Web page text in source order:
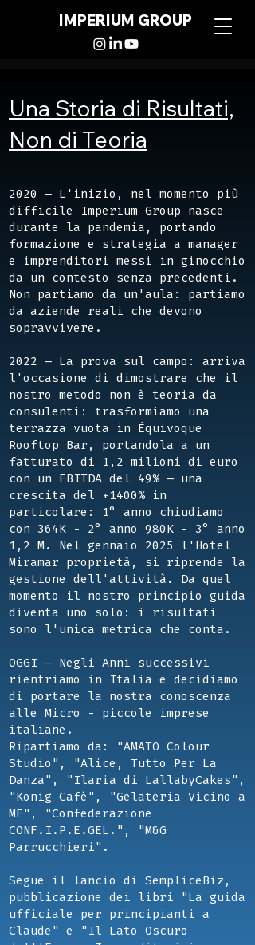
IMPERIUM GROUP
Una Storia di Risultati,
Non di Teoria
2020 — L'inizio, nel momento più
difficile Imperium Group nasce
durante la pandemia, portando
formazione e strategia a manager
e imprenditori messi in ginocchio
da un contesto senza precedenti.
Non partiamo da un'aula: partiamo
da aziende reali che devono
sopravvivere.
2022 — La prova sul campo: arriva
l'occasione di dimostrare che il
nostro metodo non è teoria da
consulenti: trasformiamo una
terrazza vuota in Équivoque
Rooftop Bar, portandola a un
fatturato di 1,2 milioni di euro
con un EBITDA del 49% — una
crescita del +1400% in
particolare: 1° anno chiudiamo
con 364K - 2° anno 980K - 3° anno
1,2 M. Nel gennaio 2025 l'Hotel
Miramar proprietà, si riprende la
gestione dell'attività. Da quel
momento il nostro principio guida
diventa uno solo: i risultati
sono l'unica metrica che conta.
OGGI — Negli Anni successivi
rientriamo in Italia e decidiamo
di portare la nostra conoscenza
alle Micro - piccole imprese
italiane.
Ripartiamo da: "AMATO Colour
Studio", "Alice, Tutto Per La
Danza", "Ilaria di LallabyCakes",
"Konig Cafè", "Gelateria Vicino a
ME", "Confederazione
CONF.I.P.E.GEL.", "M&G
Parrucchieri".
Segue il lancio di SempliceBiz,
pubblicazione dei libri "La guida
ufficiale per principianti a
Claude" e "Il Lato Oscuro